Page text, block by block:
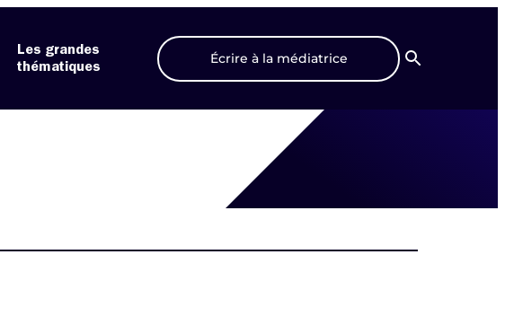
Les grandes
thématiques
Écrire à la médiatrice
Recherche